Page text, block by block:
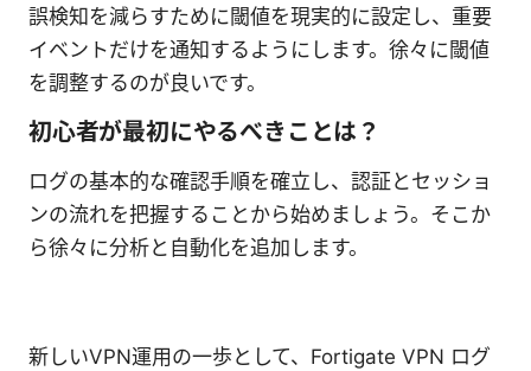
誤検知を減らすために閾値を現実的に設定し、重要
イベントだけを通知するようにします。徐々に閾値
を調整するのが良いです。
初心者が最初にやるべきことは？
ログの基本的な確認手順を確立し、認証とセッショ
ンの流れを把握することから始めましょう。そこか
ら徐々に分析と自動化を追加します。
新しいVPN運用の一歩として、Fortigate VPN ログ